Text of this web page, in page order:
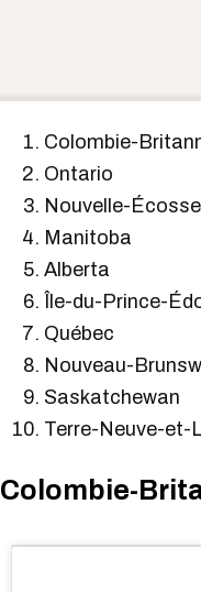
Colombie-
Ontario
Nouvelle-Écosse
Manitoba
Alberta
Île-du-Prince-
Québec
Nouveau-
Saskatchewan
Terre-Neuve-et-
Colombie-